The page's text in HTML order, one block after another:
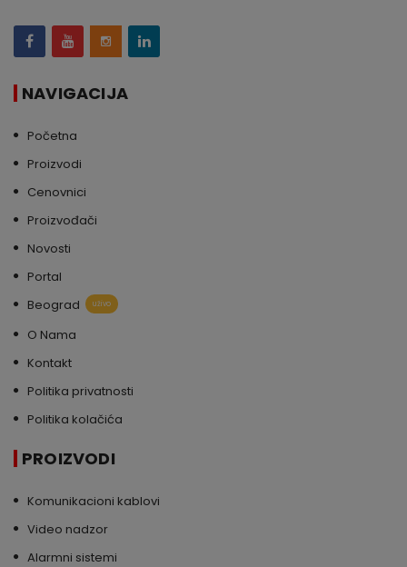
NAVIGACIJA
Početna
Proizvodi
Cenovnici
Proizvođači
Novosti
Portal
Beograd
uživo
O Nama
Kontakt
Politika privatnosti
Politika kolačića
PROIZVODI
Komunikacioni kablovi
Video nadzor
Alarmni sistemi